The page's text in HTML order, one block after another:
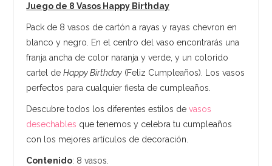
Juego de 8 Vasos Happy Birthday
Pack de 8 vasos de cartón a rayas y rayas chevron en
blanco y negro. En el centro del vaso encontrarás una
franja ancha de color naranja y verde, y un colorido
cartel deHappy Birthday (Feliz Cumpleaños). Los vasos
perfectos para cualquier fiesta de cumpleaños.
Descubre todos los diferentes estilos devasos
desechables que tenemos y celebra tu cumpleaños
con los mejores artículos de decoración.
Contenido: 8 vasos.